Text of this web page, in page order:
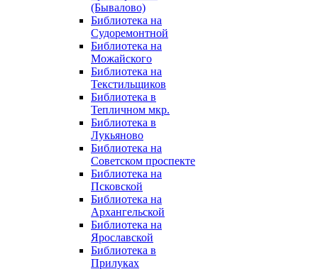
(Бывалово)
Библиотека на
Судоремонтной
Библиотека на
Можайского
Библиотека на
Текстильщиков
Библиотека в
Тепличном мкр.
Библиотека в
Лукьяново
Библиотека на
Советском проспекте
Библиотека на
Псковской
Библиотека на
Архангельской
Библиотека на
Ярославской
Библиотека в
Прилуках